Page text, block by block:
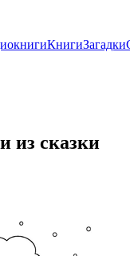
КнигиЗагадки
из сказки